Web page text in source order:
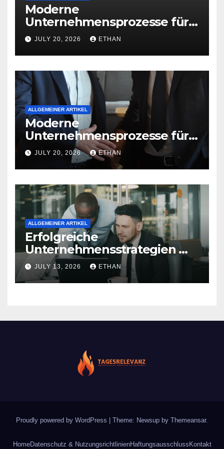
Moderne
Unternehmensprozesse für
nachhaltige
Betriebsentwicklung
JULY 20, 2026 ETHAN
ALLGEMEINER ARTIKEL
Moderne
Unternehmensprozesse für
nachhaltige
Strukturentwicklung
JULY 20, 2026 ETHAN
ALLGEMEINER ARTIKEL
Erfolgreiche
Unternehmensstrategien mit
nachhaltiger Wirkung
JULY 13, 2026 ETHAN
Proudly powered by WordPress | Theme: Newsup by Themeansar.
HomeDatenschutz & NutzungsrichtlinienHaftungsausschluss Kontakt